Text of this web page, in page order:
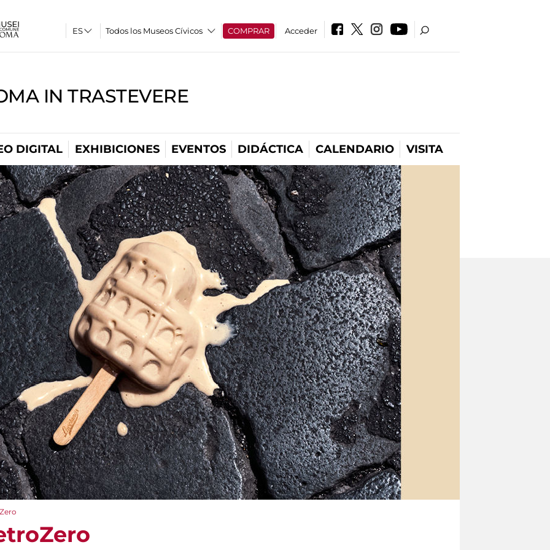
Todos los Museos Cívicos COMPRAR Acceder
IN TRASTEVERE
DIGITAL EXHIBICIONES EVENTOS DIDÁCTICA CALENDARIO VISITA